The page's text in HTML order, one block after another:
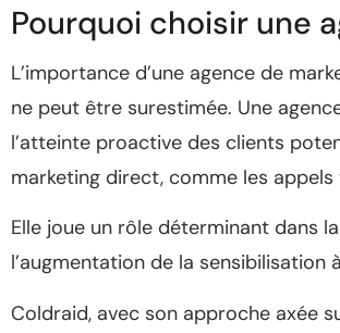
Pourquoi choisir une
L’importance d’une agence de
ne peut être surestimée. Une
l’atteinte proactive des clients
marketing direct, comme les appels
Elle joue un rôle déterminant dans
l’augmentation de la sensibilisation
Coldraid, avec son approche axée